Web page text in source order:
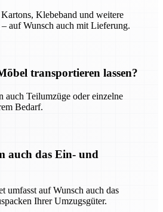
Klebeband und weitere
auf Wunsch auch mit Lieferung.
transportieren lassen?
auch Teilumzüge oder einzelne
Bedarf.
auch das Ein- und
umfasst auf Wunsch auch das
Ihrer Umzugsgüter.